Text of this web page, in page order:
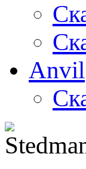
Anvil